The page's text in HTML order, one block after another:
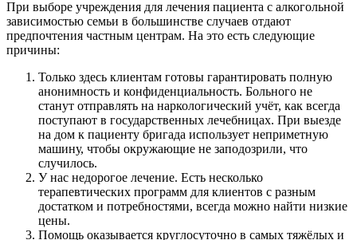
При выборе учреждения для лечения пациента с алкогольной
зависимостью семьи в большинстве случаев отдают
предпочтения частным центрам. На это есть следующие
причины:
Только здесь клиентам готовы гарантировать полную
анонимность и конфиденциальность. Больного не
станут отправлять на наркологический учёт, как всегда
поступают в государственных лечебницах. При выезде
на дом к пациенту бригада использует неприметную
машину, чтобы окружающие не заподозрили, что
случилось.
У нас недорогое лечение. Есть несколько
терапевтических программ для клиентов с разным
достатком и потребностями, всегда можно найти низкие
цены.
Помощь оказывается круглосуточно в самых тяжёлых и